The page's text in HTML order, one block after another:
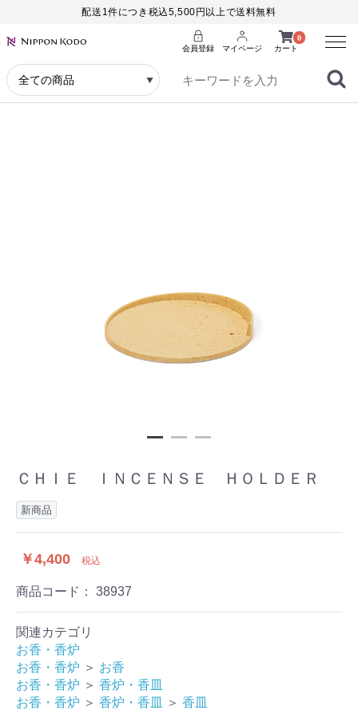
配送1件につき税込5,500円以上で送料無料
0
カート
会員登録 マイページ
Menu
ＣＨＩＥ ＩＮＣＥＮＳＥ ＨＯＬＤＥＲ
新商品
￥4,400 税込
商品コード： 38937
関連カテゴリ
お香・香炉
お香・香炉 ＞ お香
お香・香炉 ＞ 香炉・香皿
お香・香炉 ＞ 香炉・香皿 ＞ 香皿